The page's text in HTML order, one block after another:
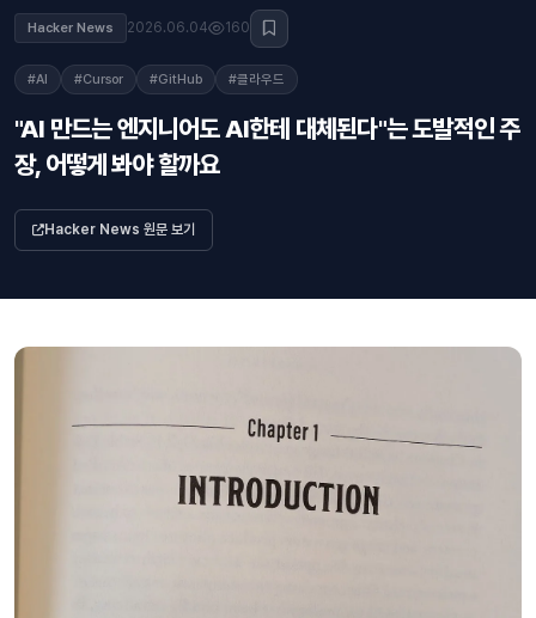
Hacker News 2026.06.04 160
#AI #Cursor #GitHub #클라우드
"AI 만드는 엔지니어도 AI한테 대체된다"는 도발적인 주
장, 어떻게 봐야 할까요
Hacker News 원문 보기